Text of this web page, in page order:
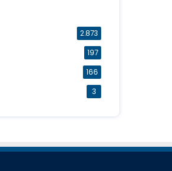
2.873
197
166
3